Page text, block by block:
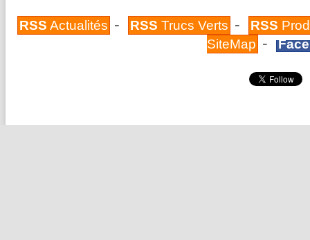
RSS Actualités - RSS Trucs Verts - RSS
SiteMap -